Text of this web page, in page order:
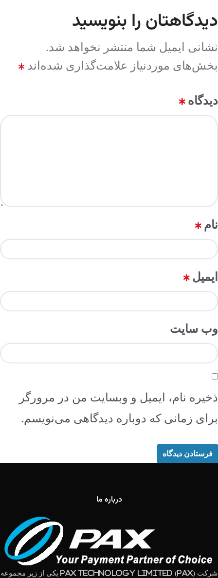
دیدگاهتان را بنویسید
نشانی ایمیل شما منتشر نخواهد شد.
بخش‌های موردنیاز علامت‌گذاری شده‌اند
*
دیدگاه*
نام*
ایمیل*
وب‌ سایت
ذخیره نام، ایمیل و وبسایت من در مرورگر
برای زمانی که دوباره دیدگاهی می‌نویسم.
درباره ما
شرکت (PAX Technology Limited (PAX یکی از زیر مجموعه